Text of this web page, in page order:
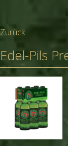
Zurück
Edel-Pils